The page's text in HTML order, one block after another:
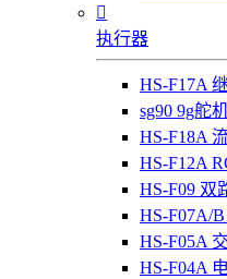

执行器
HS-F17A
sg90 9g舵
HS-F18A
HS-F12A
HS-F09 双
HS-F07A/
HS-F05A
HS-F04A